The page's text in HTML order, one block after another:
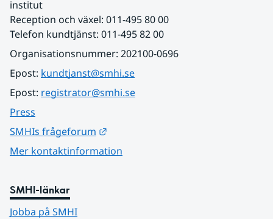
institut
Reception och växel: 011-495 80 00
Telefon kundtjänst: 011-495 82 00
Organisationsnummer: 202100-0696
Epost: kundtjanst@smhi.se
Epost: registrator@smhi.se
Press
SMHIs frågeforum
Mer kontaktinformation
SMHI-länkar
Jobba på SMHI